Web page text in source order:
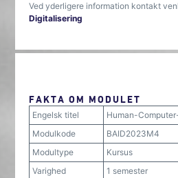
Ved yderligere information kontakt
Digitalisering
FAKTA OM MODULET
Engelsk titel
Human-
Modulkode
BAID2023M4
Modultype
Kursus
Varighed
1 semester